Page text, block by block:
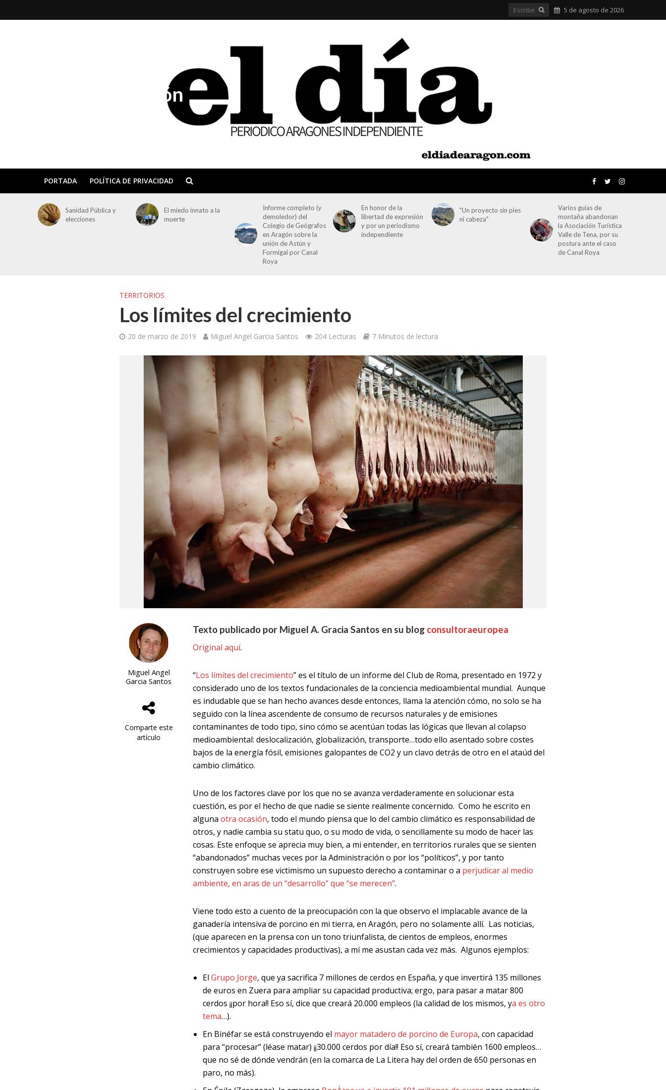
5 de agosto de 2026
El Día de Aragón
PORTADA POLÍTICA DE PRIVACIDAD
Sanidad Pública y
elecciones
El miedo innato a la
muerte
Informe completo (y
demoledor) del
Colegio de Geógrafos
en Aragón sobre la
unión de Astún y
Formigal por Canal
Roya
En honor de la
libertad de expresión
y por un periodismo
independiente
"Un proyecto sin pies
ni cabeza"
Varios guías de
montaña abandonan
la Asociación Turística
Valle de Tena, por su
postura ante el caso
de Canal Roya
TERRITORIOS
Los límites del crecimiento
20 de marzo de 2019 Miguel Angel Garcia Santos 204 Lecturas 7 Minutos de lectura
Miguel Angel
Garcia Santos
Comparte este
artículo
Texto publicado por Miguel A. Gracia Santos en su blog consultoraeuropea
Original aquí.
“Los límites del crecimiento” es el título de un informe del Club de Roma, presentado en 1972 y
considerado uno de los textos fundacionales de la conciencia medioambiental mundial. Aunque
es indudable que se han hecho avances desde entonces, llama la atención cómo, no solo se ha
seguido con la línea ascendente de consumo de recursos naturales y de emisiones
contaminantes de todo tipo, sino cómo se acentúan todas las lógicas que llevan al colapso
medioambiental: deslocalización, globalización, transporte…todo ello asentado sobre costes
bajos de la energía fósil, emisiones galopantes de CO2 y un clavo detrás de otro en el ataúd del
cambio climático.
Uno de los factores clave por los que no se avanza verdaderamente en solucionar esta
cuestión, es por el hecho de que nadie se siente realmente concernido. Como he escrito en
algunaotra ocasión, todo el mundo piensa que lo del cambio climático es responsabilidad de
otros, y nadie cambia su statu quo, o su modo de vida, o sencillamente su modo de hacer las
cosas. Este enfoque se aprecia muy bien, a mi entender, en territorios rurales que se sienten
“abandonados” muchas veces por la Administración o por los “políticos”, y por tanto
construyen sobre ese victimismo un supuesto derecho a contaminar o a perjudicar al medio
ambiente, en aras de un “desarrollo” que “se merecen”.
Viene todo esto a cuento de la preocupación con la que observo el implacable avance de la
ganadería intensiva de porcino en mi tierra, en Aragón, pero no solamente allí. Las noticias,
(que aparecen en la prensa con un tono triunfalista, de cientos de empleos, enormes
crecimientos y capacidades productivas), a mí me asustan cada vez más. Algunos ejemplos:
ElGrupo Jorge, que ya sacrifica 7 millones de cerdos en España, y que invertirá 135 millones
de euros en Zuera para ampliar su capacidad productiva; ergo, para pasar a matar 800
cerdos ¡¡por hora!! Eso sí, dice que creará 20.000 empleos (la calidad de los mismos, ya es otro
tema…).
En Binéfar se está construyendo el mayor matadero de porcino de Europa, con capacidad
para “procesar” (léase matar) ¡¡30.000 cerdos por día!! Eso sí, creará también 1600 empleos…
que no sé de dónde vendrán (en la comarca de La Litera hay del orden de 650 personas en
paro, no más).